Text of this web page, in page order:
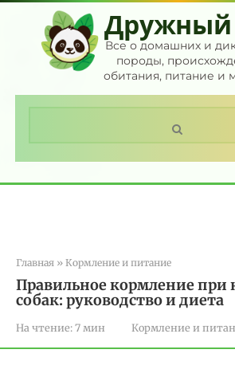
Перейти
контенту
Дружный
Все о домашних и
породы,
обитания, питание и
Главная » Кормление и питание
Правильное кормление при
собак: руководство и диета
На чтение:7 мин Кормление и